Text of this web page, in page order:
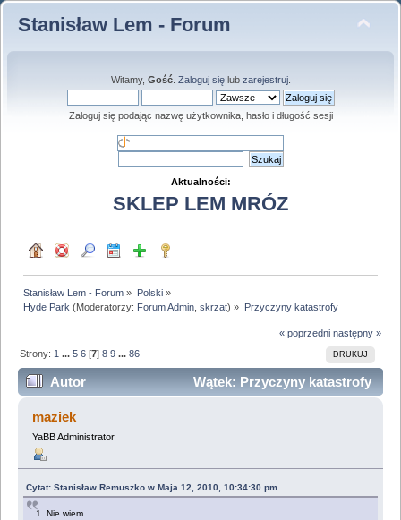
Stanisław Lem - Forum
Witamy, Gość. Zaloguj sięlub zarejestruj.
Zaloguj się podając nazwę użytkownika, hasło i długość sesji
Aktualności:
SKLEP LEM MRÓZ
Stanisław Lem - Forum » Polski»
Hyde Park (Moderatorzy: Forum Admin ,skrzat) » Przyczyny katastrofy
« poprzedni następny »
DRUKUJ
Strony: 1 ...5 6 [7]8 9 ...86
Autor
Wątek: Przyczyny katastrofy
(Przeczytany 1761038 razy)
maziek
YaBB Administrator
Cytat: Stanisław Remuszko w Maja 12, 2010, 10:34:30 pm
1. Nie wiem.